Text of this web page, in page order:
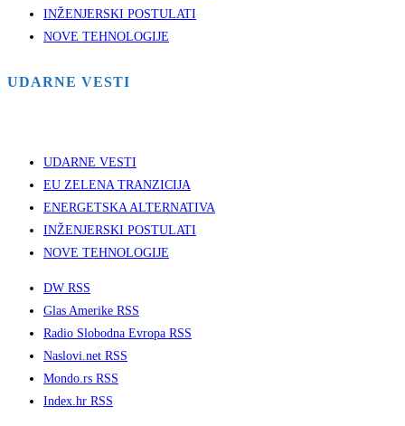
INŽENJERSKI POSTULATI
NOVE TEHNOLOGIJE
UDARNE VESTI
UDARNE VESTI
EU ZELENA TRANZICIJA
ENERGETSKA ALTERNATIVA
INŽENJERSKI POSTULATI
NOVE TEHNOLOGIJE
DW RSS
Glas Amerike RSS
Radio Slobodna Evropa RSS
Naslovi.net RSS
Mondo.rs RSS
Index.hr RSS